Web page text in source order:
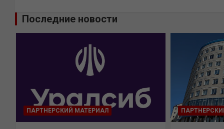
Последние новости
ПАРТНЕРСКИЙ МАТЕРИАЛ